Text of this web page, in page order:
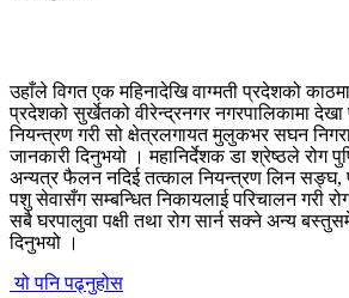
उहाँले विगत एक महिनादेखि वाग्मती प्रदेशको
प्रदेशको सुर्खेतको वीरेन्द्रनगर नगरपालिकामा देखा
नियन्त्रण गरी सो क्षेत्रलगायत मुलुकभर सघन
जानकारी दिनुभयो । महानिर्देशक डा श्रेष्ठले रोग
अन्यत्र फैलन नदिई तत्काल नियन्त्रण लिन सङ्घ,
पशु सेवासँग सम्बन्धित निकायलाई परिचालन गरी
सबै घरपालुवा पक्षी तथा रोग सार्न सक्ने अन्य
दिनुभयो ।
यो पनि पढ्नुहोस